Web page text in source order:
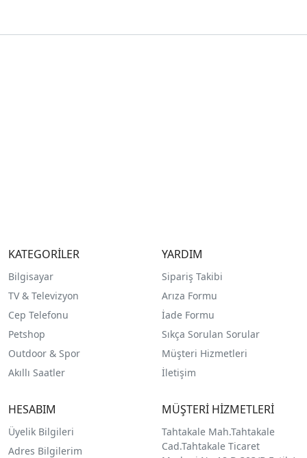
KATEGORİLER
Bilgisayar
TV & Televizyon
Cep Telefonu
Petshop
Outdoor & Spor
Akıllı Saatler
YARDIM
Sipariş Takibi
Arıza Formu
İade Formu
Sıkça Sorulan Sorular
Müşteri Hizmetleri
İletişim
HESABIM
Üyelik Bilgileri
Adres Bilgilerim
MÜŞTERİ HİZMETLERİ
Tahtakale Mah.Tahtakale
Cad.Tahtakale Ticaret